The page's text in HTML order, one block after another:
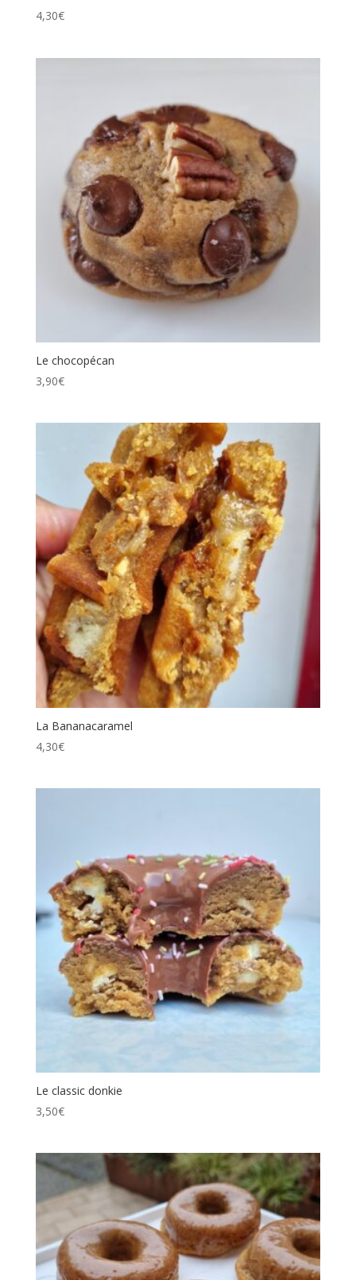
4,30€
Le chocopécan
3,90€
La Bananacaramel
4,30€
Le classic donkie
3,50€